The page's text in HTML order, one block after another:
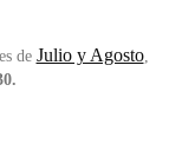
de Julio y Agosto,